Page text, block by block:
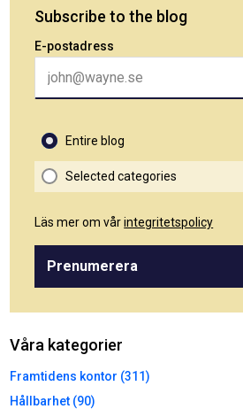
Subscribe to the blog
E-postadress
Entire blog
Selected categories
Läs mer om vårintegritetspolicy
Prenumerera
Våra kategorier
Framtidens kontor (311)
Hållbarhet (90)